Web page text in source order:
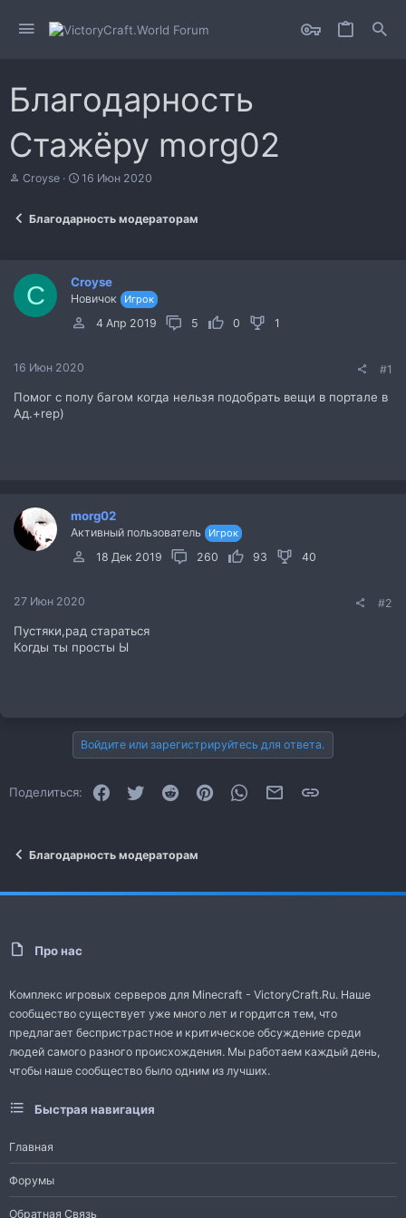
Благодарность
Стажёру morg02
А
ы
Croyse
Д
а
а
л
а
16 Июн 2020
Благодарность модераторам
C Croyse
Новичок Игрок
4 Апр 2019 5 0 1
16 Июн 2020 #1
Помог с полу багом когда нельзя подобрать вещи в портале в
Ад.+rep)
morg02
Активный пользователь Игрок
18 Дек 2019 260 93 40
27 Июн 2020 #2
Пустяки,рад стараться
Когды ты просты Ы
Войдите или зарегистрируйтесь для ответа.
Поделиться: FacebookTwitter Reddit PinterestWhatsAppЭлектронная почта
Благодарность модераторам
Про нас
Комплекс игровых серверов для Minecraft - VictoryCraft.Ru. Наше
сообщество существует уже много лет и гордится тем, что
предлагает беспристрастное и критическое обсуждение среди
людей самого разного происхождения. Мы работаем каждый день,
чтобы наше сообщество было одним из лучших.
Быстрая навигация
Главная
Форумы
Обратная Связь